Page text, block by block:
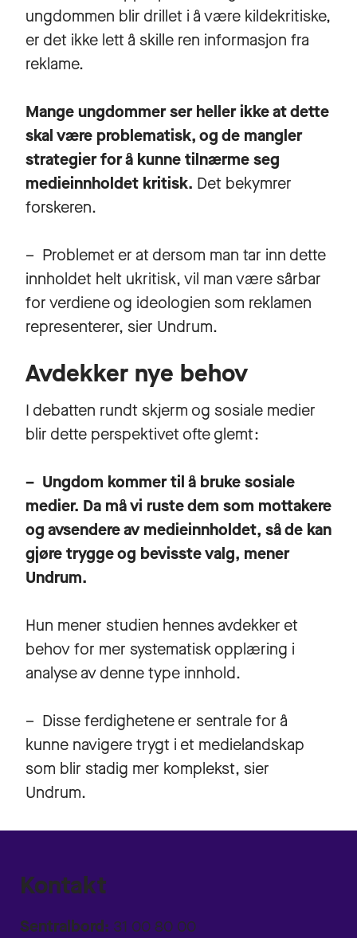
ungdommen blir drillet i å være kildekritiske,
er det ikke lett å skille ren informasjon fra
reklame.
Mange ungdommer ser heller ikke at dette
skal være problematisk, og de mangler
strategier for å kunne tilnærme seg
medieinnholdet kritisk. Det bekymrer
forskeren.
– Problemet er at dersom man tar inn dette
innholdet helt ukritisk, vil man være sårbar
for verdiene og ideologien som reklamen
representerer, sier Undrum.
Avdekker nye behov
I debatten rundt skjerm og sosiale medier
blir dette perspektivet ofte glemt:
– Ungdom kommer til å bruke sosiale
medier. Da må vi ruste dem som mottakere
og avsendere av medieinnholdet, så de kan
gjøre trygge og bevisste valg, mener
Undrum.
Hun mener studien hennes avdekker et
behov for mer systematisk opplæring i
analyse av denne type innhold.
– Disse ferdighetene er sentrale for å
kunne navigere trygt i et medielandskap
som blir stadig mer komplekst, sier
Undrum.
Kontakt
Sentralbord: 31 00 80 00